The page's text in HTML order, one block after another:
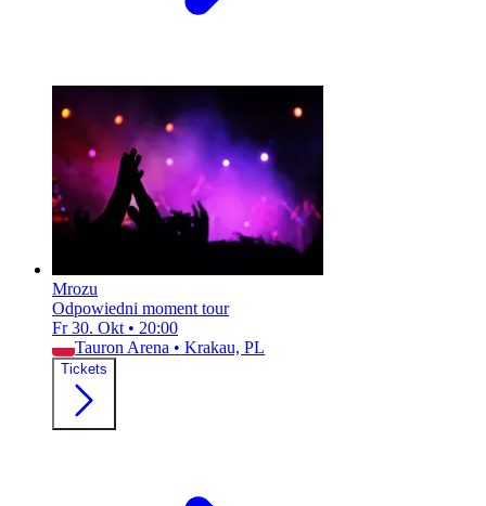
Mrozu
Odpowiedni moment tour
Fr 30. Okt • 20:00
Tauron Arena • Krakau, PL
Tickets